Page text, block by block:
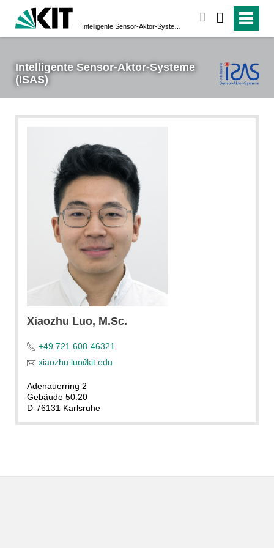
Intelligente Sensor-Aktor-Systeme
(ISAS)
Xiaozhu Luo, M.Sc.
+49 721 608-46321
xiaozhu luo∂kit edu
Adenauerring 2
Gebäude 50.20
D-76131 Karlsruhe